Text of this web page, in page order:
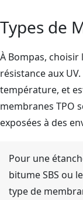
Types de
À Bompas,
résistance aux
température, et
membranes TPO
exposées à des
Pour une
bitume SBS ou
type de